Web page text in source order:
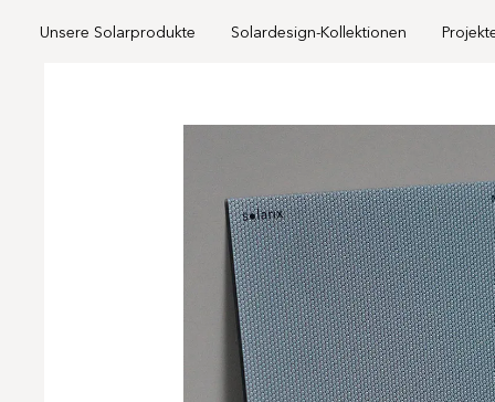
Unsere Solarprodukte Solardesign-Kollektionen